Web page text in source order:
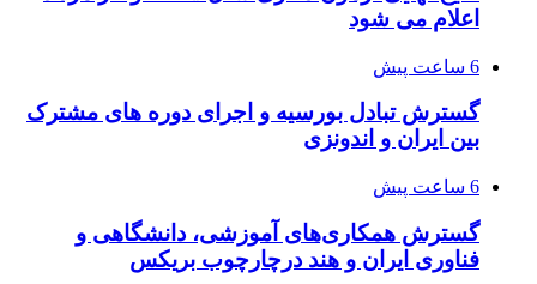
اعلام می شود
6 ساعت پیش
گسترش تبادل بورسیه و اجرای دوره های مشترک
بین ایران و اندونزی
6 ساعت پیش
گسترش همکاری‌های آموزشی، دانشگاهی و
فناوری ایران و هند درچارچوب بریکس